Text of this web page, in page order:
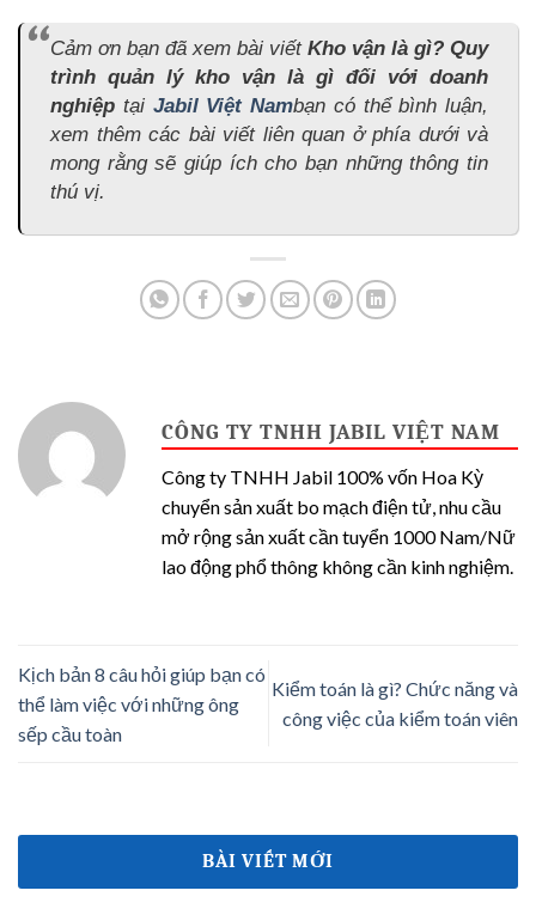
Cảm ơn bạn đã xem bài viết Kho vận là gì? Quy
trình quản lý kho vận là gì đối với doanh
nghiệp tại Jabil Việt Nambạn có thể bình luận,
xem thêm các bài viết liên quan ở phía dưới và
mong rằng sẽ giúp ích cho bạn những thông tin
thú vị.
CÔNG TY TNHH JABIL VIỆT NAM
Công ty TNHH Jabil 100% vốn Hoa Kỳ
chuyển sản xuất bo mạch điện tử, nhu cầu
mở rộng sản xuất cần tuyển 1000 Nam/Nữ
lao động phổ thông không cần kinh nghiệm.
Kịch bản 8 câu hỏi giúp bạn có
thể làm việc với những ông
sếp cầu toàn
Kiểm toán là gì? Chức năng và
công việc của kiểm toán viên
BÀI VIẾT MỚI